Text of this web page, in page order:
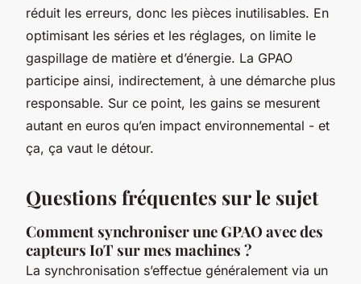
réduit les erreurs, donc les pièces inutilisables. En
optimisant les séries et les réglages, on limite le
gaspillage de matière et d’énergie. La GPAO
participe ainsi, indirectement, à une démarche plus
responsable. Sur ce point, les gains se mesurent
autant en euros qu’en impact environnemental - et
ça, ça vaut le détour.
Questions fréquentes sur le sujet
Comment synchroniser une GPAO avec des
capteurs IoT sur mes machines ?
La synchronisation s’effectue généralement via un